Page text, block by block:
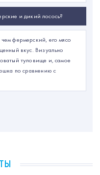
и дикий лосось?
фермерский, его мясо
вкус. Визуально
туловище и, самое
по сравнению с